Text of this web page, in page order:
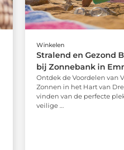
Winkelen
Stralend en Gezond
bij Zonnebank in
Ontdek de Voordelen van
Zonnen in het Hart van
vinden van de perfecte
veilige ...